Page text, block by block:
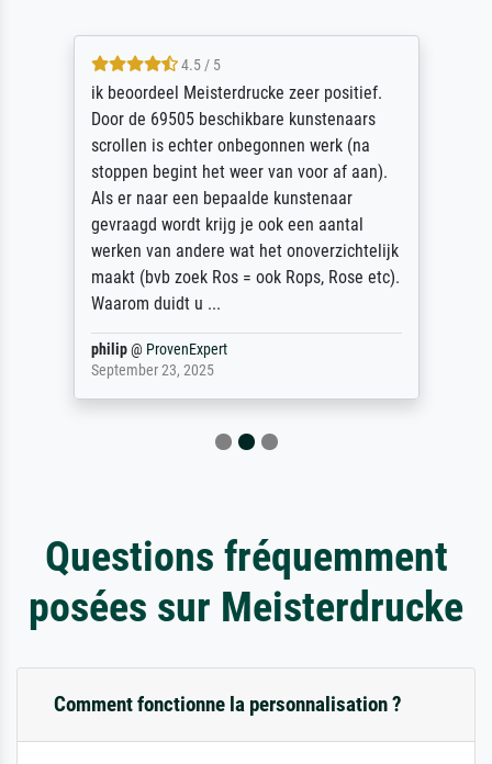
4.5 / 5
ik beoordeel Meisterdrucke zeer positief.
Door de 69505 beschikbare kunstenaars
scrollen is echter onbegonnen werk (na
stoppen begint het weer van voor af aan).
Als er naar een bepaalde kunstenaar
gevraagd wordt krijg je ook een aantal
werken van andere wat het onoverzichtelijk
maakt (bvb zoek Ros = ook Rops, Rose etc).
Waarom duidt u ...
philip@ ProvenExpert
September 23, 2025
Questions fréquemment
posées sur Meisterdrucke
Comment fonctionne la personnalisation ?